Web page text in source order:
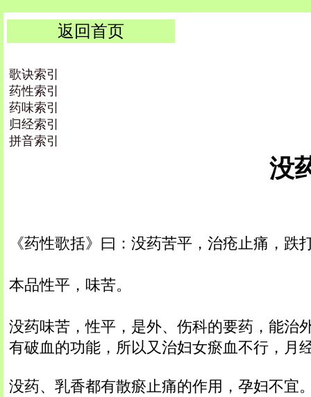
返回首页
歌诀索引
药性索引
药味索引
归经索引
拼音索引
没
《药性歌括》曰：没药苦平，治疮止痛，跌
本品性平，味苦。
没药味苦，性平，是外、伤科的要药，能治
有破血的功能，所以又治妇女瘀血不行，月
没药、乳香都有散瘀止痛的作用，孕妇不宜